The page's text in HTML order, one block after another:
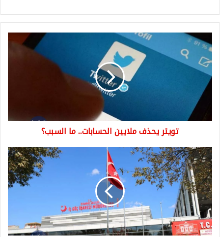
تويتر
يحذف
ملايين
الحسابات..
ما
السبب؟
تويتر يحذف ملايين الحسابات.. ما السبب؟
تعرّف
إلى
خطوات
حصول
السوريين
على
الجنسية
التركية